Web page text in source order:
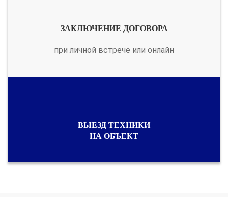
ЗАКЛЮЧЕНИЕ ДОГОВОРА
при личной встрече или онлайн
ВЫЕЗД ТЕХНИКИ
НА ОБЪЕКТ